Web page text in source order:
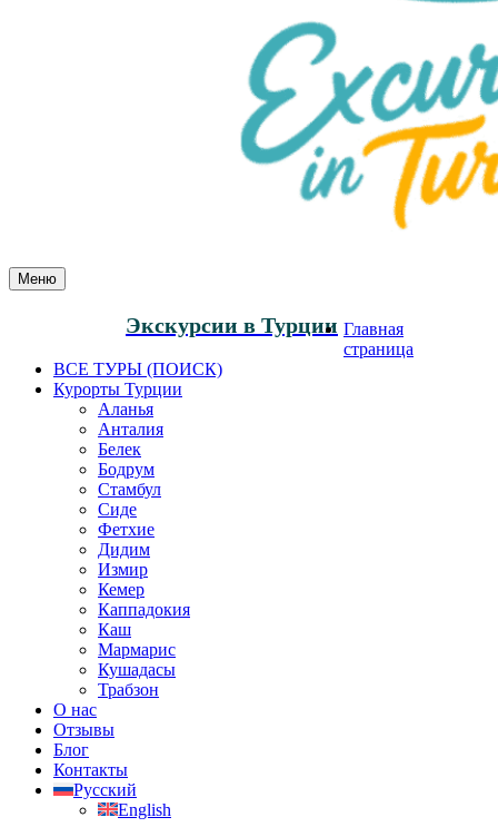
Меню
Экскурсии в Турции Главная
страница
ВСЕ ТУРЫ (ПОИСК)
Курорты Турции
Аланья
Анталия
Белек
Бодрум
Стамбул
Сиде
Фетхие
Дидим
Измир
Кемер
Каппадокия
Каш
Мармарис
Кушадасы
Трабзон
О нас
Отзывы
Блог
Контакты
Русский
English